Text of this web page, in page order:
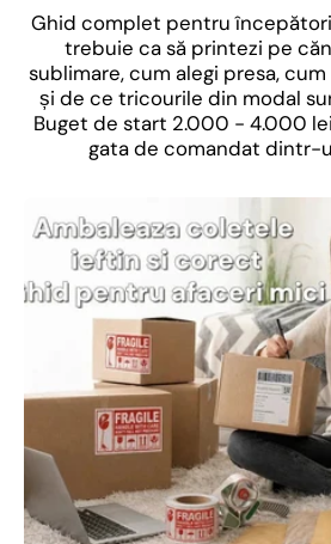
Ghid complet pentru
trebuie ca să printezi pe
sublimare, cum alegi presa,
și de ce tricourile din modal
Buget de start 2.000 - 4.000
gata de comandat dintr-